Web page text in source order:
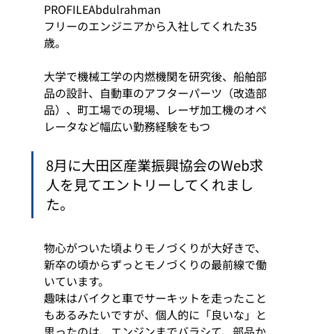
PROFILEAbdulrahman
フリーのエンジニアから入社してくれた35
歳。
大学で機械工学の内燃機関を研究後、船舶部
品の設計、自動車のアフターパーツ（改造部
品）、町工場での現場、レーザ加工機のオペ
レータなど幅広い勤務経験をもつ
8月に大田区産業振興協会のWeb求
人を見てエントリーしてくれまし
た。
物心がついた頃よりモノづくりが大好きで、
新卒の頃からずっとモノづくりの最前線で働
いています。
趣味はバイクと車でサーキットを走ったこと
もあるみたいですが、個人的に「良いな」と